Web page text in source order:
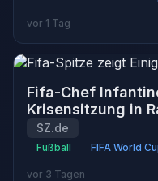
vor 1 Tag
Fifa-Chef
Krisensitzung in
SZ.de
Fußball FIFA World
vor 3 Tagen